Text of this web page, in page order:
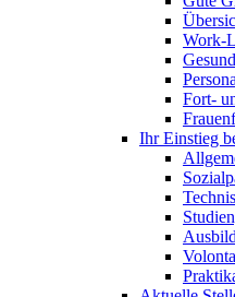
Work-
Fort-
Ihr Einstieg